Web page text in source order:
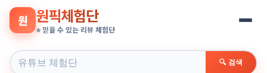
원 원픽체험단
⭐ 믿을 수 있는 리뷰 체험단
🔍 검색